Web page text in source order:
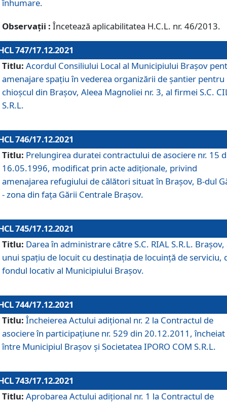
înhumare.
Observații : Încetează aplicabilitatea H.C.L. nr. 46/2013.
747/17.12.2021
Titlu: Acordul Consiliului Local al Municipiului Braşov
amenajare spațiu în vederea organizării de șantier pentru
chioșcul din Brașov, Aleea Magnoliei nr. 3, al firmei S.C.
S.R.L.
746/17.12.2021
Titlu: Prelungirea duratei contractului de asociere nr. 15
16.05.1996, modificat prin acte adiționale, privind
amenajarea refugiului de călători situat în Brașov, B-dul
- zona din faţa Gării Centrale Brașov.
745/17.12.2021
Titlu: Darea în administrare către S.C. RIAL S.R.L. Brașov,
unui spațiu de locuit cu destinația de locuință de serviciu,
fondul locativ al Municipiului Brașov.
744/17.12.2021
Titlu: Încheierea Actului adițional nr. 2 la Contractul de
asociere în participațiune nr. 529 din 20.12.2011, încheiat
între Municipiul Brașov și Societatea IPORO COM S.R.L.
743/17.12.2021
Titlu: Aprobarea Actului adiţional nr. 1 la Contractul de